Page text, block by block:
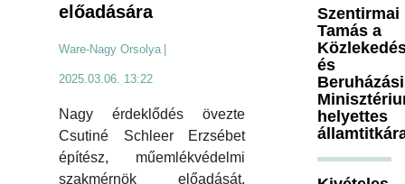
előadására
Ware-Nagy Orsolya
2025.03.06. 13:22
Nagy érdeklődés övezte
Csutiné Schleer Erzsébet
építész, műemlékvédelmi
szakmérnök előadását,
Szentirmai
Tamás a
és
Beruházási
helyettes